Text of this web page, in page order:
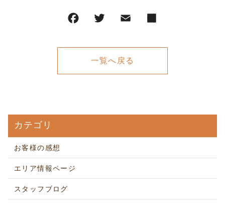
一覧へ戻る
カテゴリ
お客様の感想
エリア情報ページ
スタッフブログ